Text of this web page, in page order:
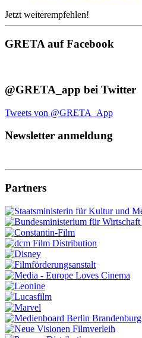
Jetzt weiterempfehlen!
GRETA auf Facebook
@GRETA_app bei Twitter
Tweets von @GRETA_App
Newsletter anmeldung
Partners